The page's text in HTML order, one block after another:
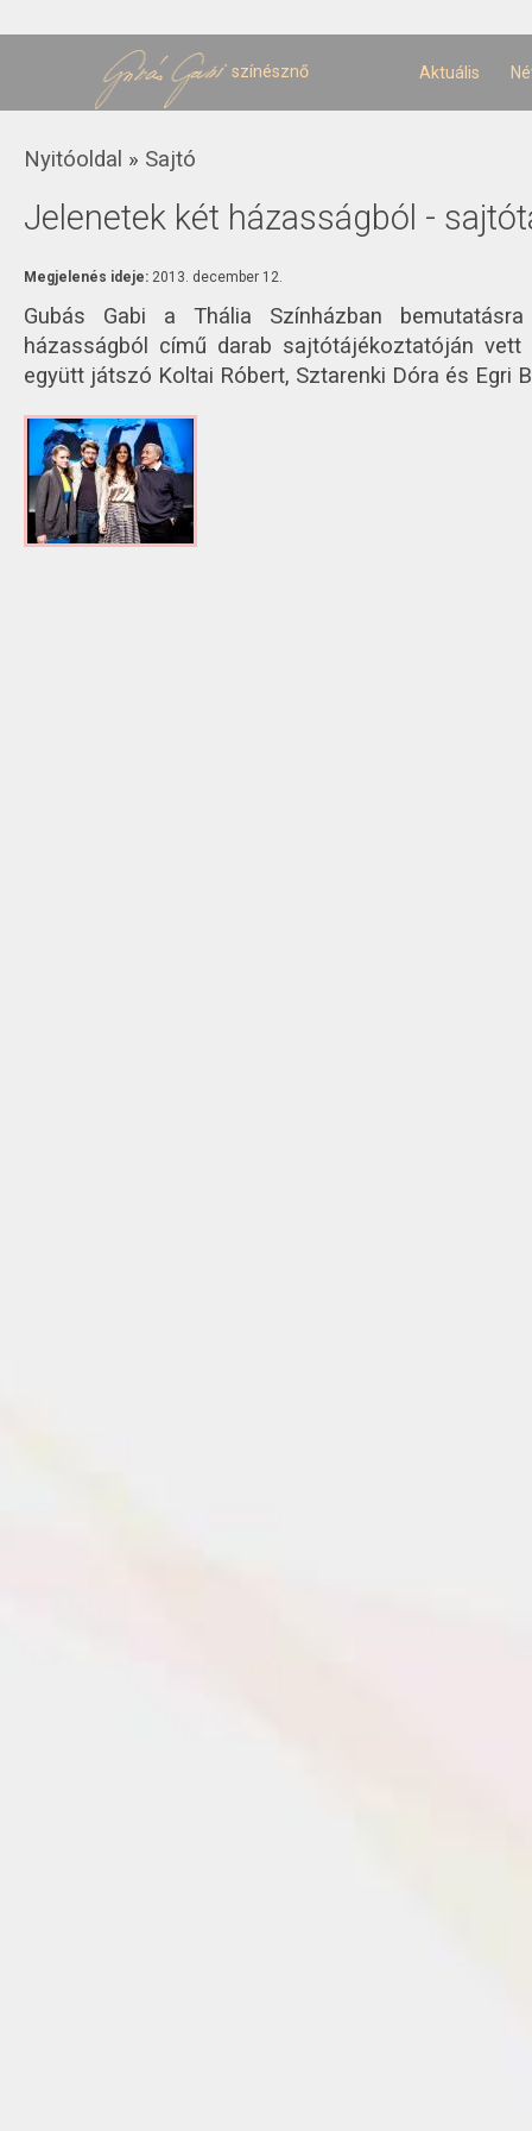
színésznő Aktuális
Jelenlegi hely
Nyitóoldal » Sajtó
Jelenetek két házasságból -
Megjelenés ideje: 2013. december 12.
Gubás Gabi a Thália Színházban
házasságból című darab sajtótájékoztatóján
együtt játszó Koltai Róbert, Sztarenki Dóra és Egri